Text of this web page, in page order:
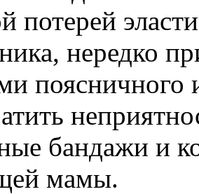
потерей
нередко
поясничного
бандажи и
мамы.